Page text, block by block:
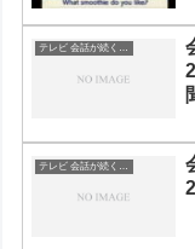
テレビ 会話が続く！リアル旅英語
テレビ 会話が続く！リアル旅英語